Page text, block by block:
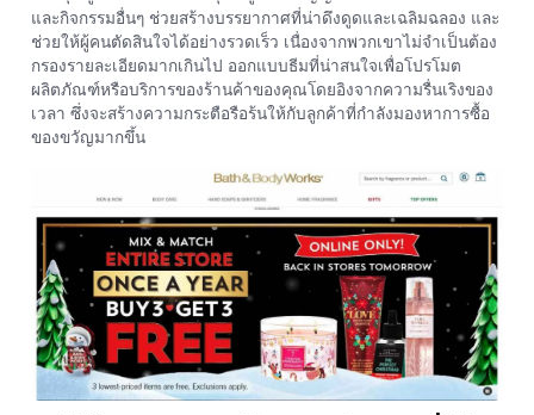
และกิจกรรมอื่นๆ ช่วยสร้างบรรยากาศที่น่าดึงดูดและเฉลิมฉลอง และ
ช่วยให้ผู้คนตัดสินใจได้อย่างรวดเร็ว เนื่องจากพวกเขาไม่จำเป็นต้อง
กรองรายละเอียดมากเกินไป ออกแบบธีมที่น่าสนใจเพื่อโปรโมต
ผลิตภัณฑ์หรือบริการของร้านค้าของคุณโดยอิงจากความรื่นเริงของ
เวลา ซึ่งจะสร้างความกระตือรือร้นให้กับลูกค้าที่กำลังมองหาการซื้อ
ของขวัญมากขึ้น